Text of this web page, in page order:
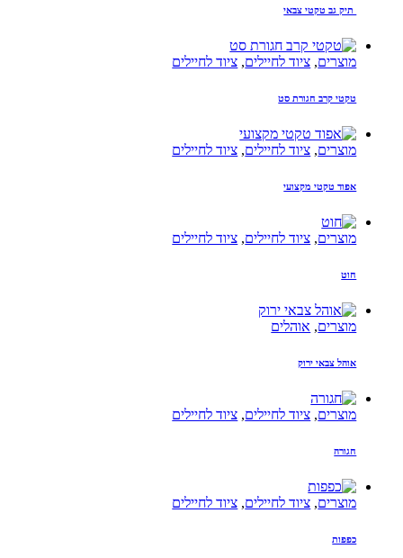
תיק גב טקטי צבאי
מוצרים, ציוד לחיילים, ציוד לחיילים
טקטי קרב חגורת סט
מוצרים, ציוד לחיילים, ציוד לחיילים
אפוד טקטי מקצועי
מוצרים, ציוד לחיילים, ציוד לחיילים
חוט
מוצרים, אוהלים
אוהל צבאי ירוק
מוצרים, ציוד לחיילים, ציוד לחיילים
חגורה
מוצרים, ציוד לחיילים, ציוד לחיילים
כפפות